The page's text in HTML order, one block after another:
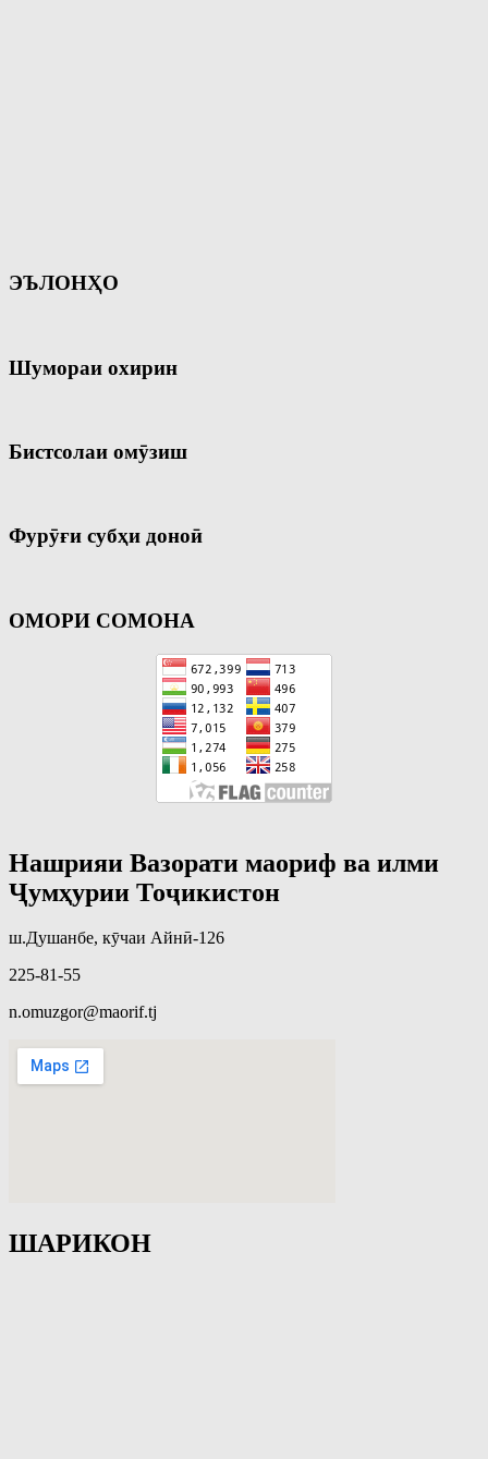
ЭЪЛОНҲО
Шумораи охирин
Бистсолаи омӯзиш
Фурӯғи субҳи доноӣ
ОМОРИ СОМОНА
Нашрияи Вазорати маориф ва илми
Ҷумҳурии Тоҷикистон
ш.Душанбе, кӯчаи Айнӣ-126
225-81-55
n.omuzgor@maorif.tj
ШАРИКОН